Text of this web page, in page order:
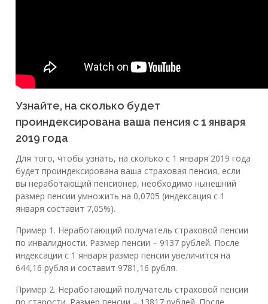
Узнайте, на сколько будет
проиндексирована ваша пенсия с 1 января
2019 года
Для того, чтобы узнать, на сколько с 1 января 2019 года
будет проиндексирована ваша страховая пенсия, если
вы неработающий пенсионер, необходимо нынешний
размер пенсии умножить на 0,0705 (индексация с 1
января составит 7,05%).
Пример 1. Неработающий получатель страховой пенсии
по инвалидности. Размер пенсии – 9137 рублей. После
индексации с 1 января размер пенсии увеличится на
644,16 рубля и составит 9781,16 рубля.
Пример 2. Неработающий получатель страховой пенсии